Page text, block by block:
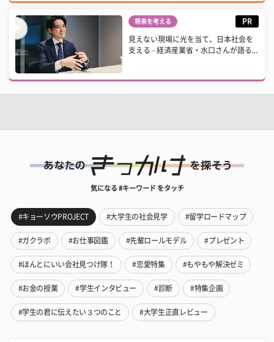
将来を考える PR
見えない現場に光を当て、日本社会を
支える - 経済産業省・水口さんが語る...
気になる #キーワード をタッチ
#キョーソウPROJECT #大学生の社会見学 #留学ロードマップ
#ガクラボ #お仕事図鑑 #先輩ロールモデル #プレゼント
#ほんとにいい会社見つけ隊！ #恋愛特集 #もやもや解決ゼミ
#お金の授業 #学生インタビュー #診断 #特集企画
#学生の君に伝えたい３つのこと #大学生正直レビュー